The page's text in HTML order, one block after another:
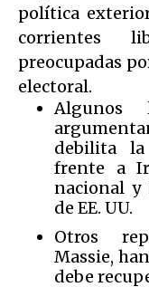
política
corrientes
preocupadas
electoral.
Algunos
debilita la
frente a
nacional
de EE. UU.
Otros
Massie,
debe